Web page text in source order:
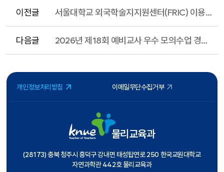
이전글 서울대학교 외국학술지지원센터(FRIC) 이용 안내
다음글 2026년 제18회 예비교사 우수 모의수업 경진대회 사업 운영 안내
개인정보처리방침 이메일무단수집거부
물리교육과
(28173) 충북 청주시 흥덕구 강내면 태성탑연로 250 한국교원대학교
자연과학관 442호 물리교육과